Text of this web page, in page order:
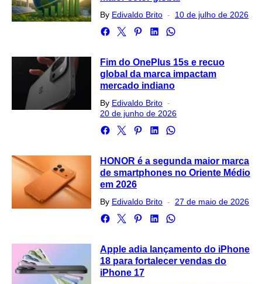
By Edivaldo Brito
Posted
10 de julho de 2026
Fim do OnePlus 15s e recuo
global da marca impactam
mercado indiano
By Edivaldo Brito
on
20 de junho de 2026
HONOR é a segunda maior marca
de smartphones no Oriente Médio
em 2026
By Edivaldo Brito
Posted
27 de maio de 2026
Apple adia lançamento do iPhone
18 para fortalecer vendas do
iPhone 17